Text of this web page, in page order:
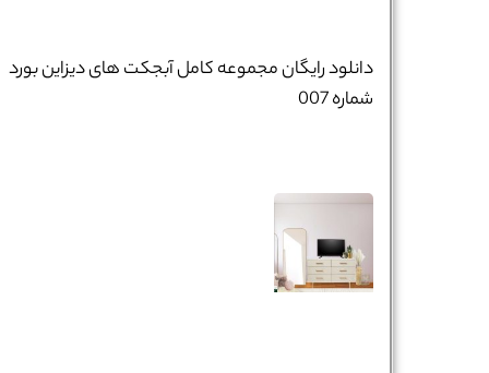
دانلود رایگان مجموعه کامل آبجکت های دیزاین بورد
شماره 007
نام و نام خانوادگی : *